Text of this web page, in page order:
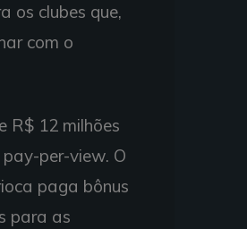
os clubes que,
com o
R$ 12 milhões
per-view. O
paga bônus
para as